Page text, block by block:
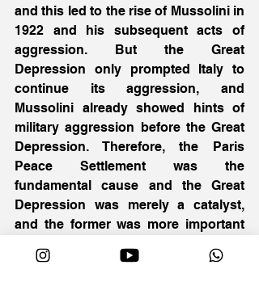
and this led to the rise of Mussolini in
1922 and his subsequent acts of
aggression. But the Great
Depression only prompted Italy to
continue its aggression, and
Mussolini already showed hints of
military aggression before the Great
Depression. Therefore, the Paris
Peace Settlement was the
fundamental cause and the Great
Depression was merely a catalyst,
and the former was more important